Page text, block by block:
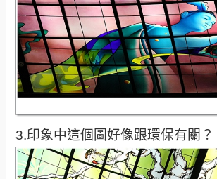
3.印象中這個圖好像跟環保有關？